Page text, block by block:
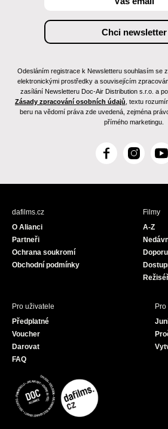
Odesláním registrace k Newsletteru souhlasím se
elektronickými prostředky a souvisejícím
zasílání Newsletteru Doc-Air Distribution s.r.o. a
Zásady zpracování osobních údajů , textu
beru na vědomí práva zde uvedená, zejména
přímého marketingu.
F
c
I
s
Y
u
dafilms.cz
O Alianci
Partneři
Ochrana soukromí
Obchodní podmínky
Filmy
A-Z
Pro uživatele
Předplatné
Voucher
Darovat
FAQ
Pro